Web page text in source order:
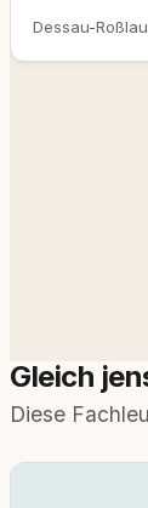
Dessau-Roßlau
Gleich
Diese